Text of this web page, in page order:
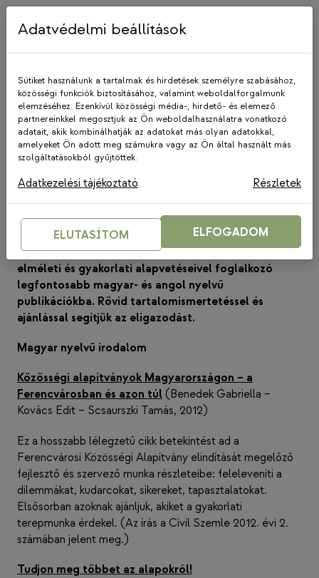
Skip
KÖZÖSALAPON
Szakirodalom – gyorsan,
érthetően
2018. április 14.
Alább betekintést adunk a közösségi alapítványok
elméleti és gyakorlati alapvetéseivel foglalkozó
legfontosabb magyar- és angol nyelvű
publikációkba. Rövid tartalomismertetéssel és
ajánlással segítjük az eligazodást.
Magyar nyelvű irodalom
Közösségi alapítványok Magyarországon – a
Ferencvárosban és azon túl (Benedek Gabriella –
Kovács Edit – Scsaurszki Tamás, 2012)
Ez a hosszabb lélegzetű cikk betekintést ad a
Ferencvárosi Közösségi Alapítvány elindítását megelőző
fejlesztő és szervező munka részleteibe: feleleveníti a
dilemmákat, kudarcokat, sikereket, tapasztalatokat.
Elsősorban azoknak ajánljuk, akiket a gyakorlati
terepmunka érdekel. (Az írás a Civil Szemle 2012. évi 2.
számában jelent meg.)
Tudjon meg többet az alapokról!
Adatvédelmi beállítások
Sütiket használunk a tartalmak és hirdetések személyre szabásához,
közösségi funkciók biztosításához, valamint weboldalforgalmunk
elemzéséhez. Ezenkívül közösségi média-, hirdető- és elemező
partnereinkkel megosztjuk az Ön weboldalhasználatra vonatkozó
adatait, akik kombinálhatják az adatokat más olyan adatokkal,
amelyeket Ön adott meg számukra vagy az Ön által használt más
szolgáltatásokból gyűjtöttek.
Adatkezelési tájékoztató Részletek
ELUTASÍTOM ELFOGADOM